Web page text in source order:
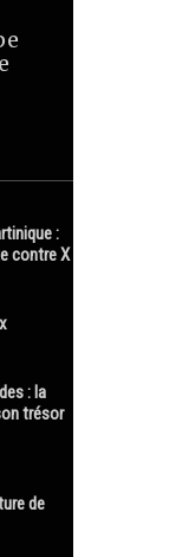
:
contre X
: la
trésor
de